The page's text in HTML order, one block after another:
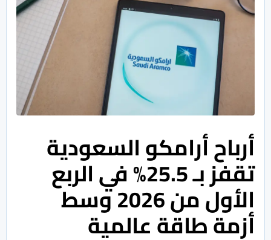
أرباح أرامكو السعودية
تقفز بـ 25.5% في الربع
الأول من 2026 وسط
أزمة طاقة عالمية